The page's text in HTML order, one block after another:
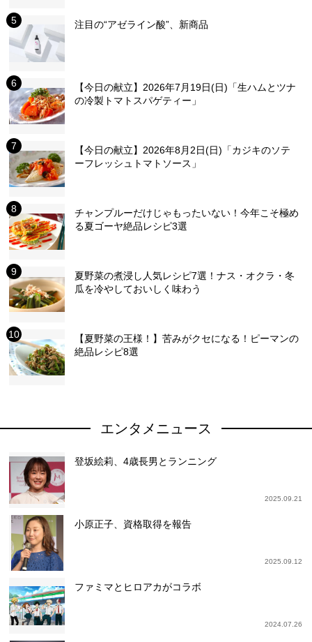
注目の“アゼライン酸”、新商品
【今日の献立】2026年7月19日(日)「生ハムとツナ
の冷製トマトスパゲティー」
【今日の献立】2026年8月2日(日)「カジキのソテ
ーフレッシュトマトソース」
チャンプルーだけじゃもったいない！今年こそ極め
る夏ゴーヤ絶品レシピ3選
夏野菜の煮浸し人気レシピ7選！ナス・オクラ・冬
瓜を冷やしておいしく味わう
【夏野菜の王様！】苦みがクセになる！ピーマンの
絶品レシピ8選
エンタメニュース
登坂絵莉、4歳長男とランニング
2025.09.21
小原正子、資格取得を報告
2025.09.12
ファミマとヒロアカがコラボ
2024.07.26